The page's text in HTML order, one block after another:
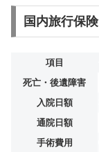
国内旅行保険
項目
死亡・後遺障害
入院日額
通院日額
手術費用